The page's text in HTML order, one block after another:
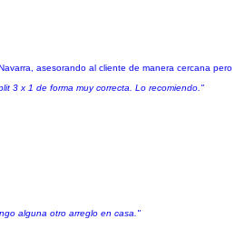
asesorando al cliente de manera cercana pero
3 x 1 de forma muy correcta. Lo recomiendo."
alguna otro arreglo en casa."